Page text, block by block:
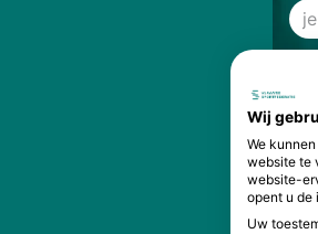
Wij
We
website te
website-
opent u de
Uw